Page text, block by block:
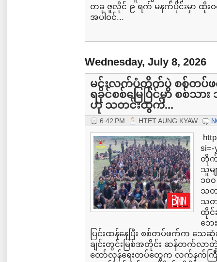
တခု ဇူလိုင် ၉ ရက် မနက်ပိုင်းမှာ ထိုး
အပါဝင်...
Wednesday, July 8, 2026
မင်းလက်ပံတိုက်ပွဲ စစ်တပ်ဖ
ရခိုင်စစ်မြေပြင်မှာ စစ်သာ
ဟု သတင်းထွက်...
6:42 PM HTET AUNG KYAW
si=-
တိုက်
သူမ
၁၀
သတ
သတ
ထိုင်
ဘေ
ပြင်းထန်နေပြီး စစ်တပ်ဖက်က သေဆုံ
ချင်းတွင်းမြစ်အတိုင်း ဆန်တက်လာတဲ့
တော်လှန်ရေးတပ်တွေက လက်နက်ကြီ